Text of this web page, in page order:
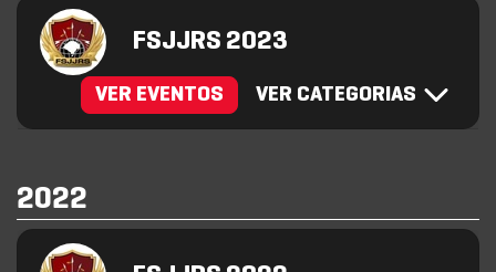
FSJJRS 2023
VER CATEGORIAS
VER EVENTOS
2022